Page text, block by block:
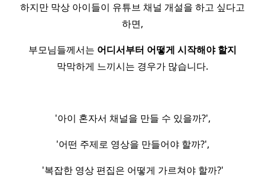
하지만 막상 아이들이 유튜브 채널 개설을 하고 싶다고
하면,
부모님들께서는 어디서부터 어떻게 시작해야 할지
막막하게 느끼시는 경우가 많습니다.
'아이 혼자서 채널을 만들 수 있을까?',
'어떤 주제로 영상을 만들어야 할까?',
'복잡한 영상 편집은 어떻게 가르쳐야 할까?'